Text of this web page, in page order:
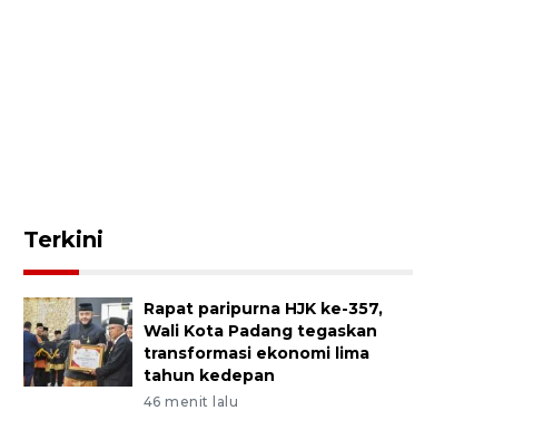
Terkini
Rapat paripurna HJK ke-357,
Wali Kota Padang tegaskan
transformasi ekonomi lima
tahun kedepan
46 menit lalu